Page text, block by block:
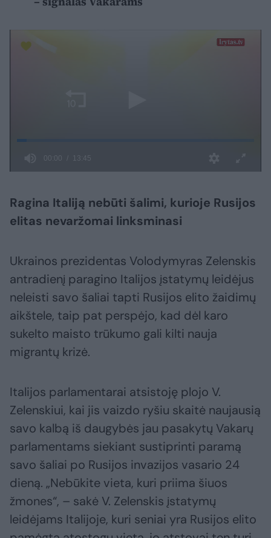
Ragina Italiją nebūti šalimi, kurioje Rusijos
elitas nevaržomai linksminasi
Ukrainos prezidentas Volodymyras Zelenskis
antradienį paragino Italijos įstatymų leidėjus
neleisti savo šaliai tapti Rusijos elito žaidimų
aikštele, taip pat perspėjo, kad dėl karo
sukelto maisto trūkumo gali kilti nauja
migrantų krizė.
Italijos parlamentarai atsistoję plojo V.
Zelenskiui, kai jis vaizdo ryšiu skaitė naujausią
savo kalbą iš daugybės jau pasakytų Vakarų
parlamentams siekiant sustiprinti paramą
savo šaliai po Rusijos invazijos vasario 24
dieną. „Nebūkite vieta, kuri priima šiuos
žmones“, – sakė V. Zelenskis įstatymų
leidėjams Italijoje, kuri seniai yra Rusijos elito